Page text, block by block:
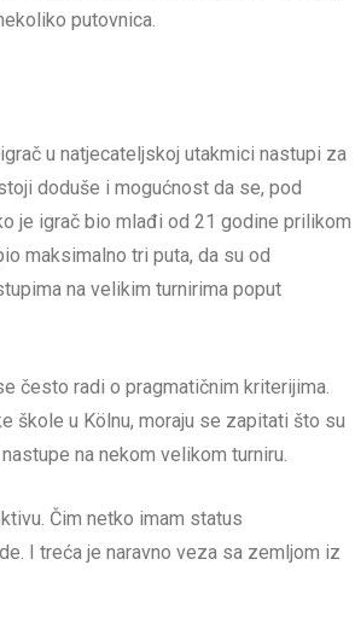
putovnica.
u natjecateljskoj utakmici nastupi za
doduše i mogućnost da se, pod
je igrač bio mlađi od 21 godine prilikom
maksimalno tri puta, da su od
na velikim turnirima poput
često radi o pragmatičnim kriterijima.
škole u Kölnu, moraju se zapitati što su
na nekom velikom turniru.
Čim netko imam status
I treća je naravno veza sa zemljom iz